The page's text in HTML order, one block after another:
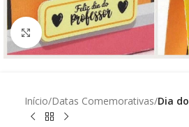
Click to enlarge
Início Datas Comemorativas Dia